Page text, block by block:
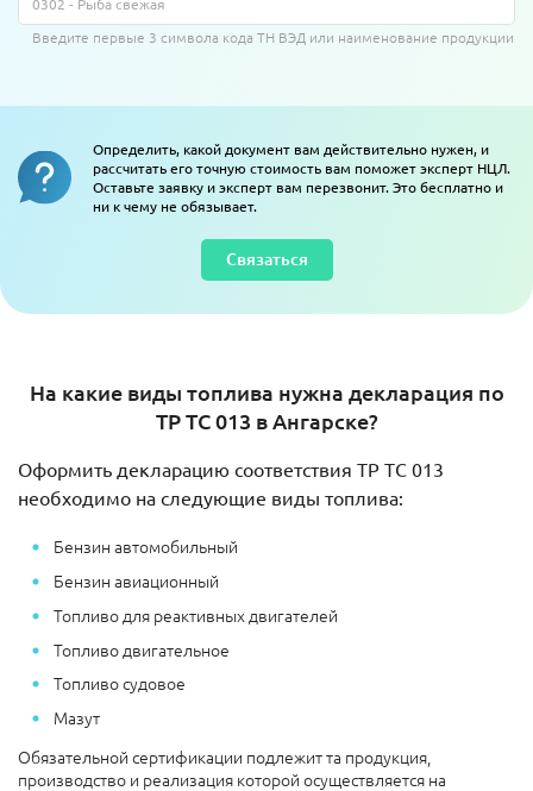
Введите первые 3 символа кода ТН ВЭД или наименование продукции
Определить, какой документ вам действительно нужен, и
рассчитать его точную стоимость вам поможет эксперт НЦЛ.
Оставьте заявку и эксперт вам перезвонит. Это бесплатно и
ни к чему не обязывает.
Связаться
На какие виды топлива нужна декларация по
ТР ТС 013 в Ангарске?
Оформить декларацию соответствия ТР ТС 013
необходимо на следующие виды топлива:
Бензин автомобильный
Бензин авиационный
Топливо для реактивных двигателей
Топливо двигательное
Топливо судовое
Мазут
Обязательной сертификации подлежит та продукция,
производство и реализация которой осуществляется на